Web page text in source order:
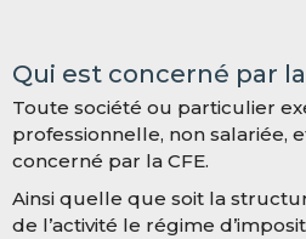
Qui est concerné par la
Toute société ou particulier
professionnelle, non salariée,
concerné par la CFE.
Ainsi quelle que soit la
de l’activité le régime